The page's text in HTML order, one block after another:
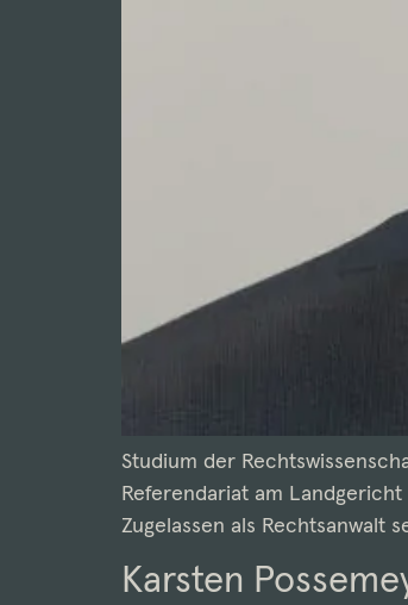
Studium der
Referendariat am
Zugelassen als Rechtsanwalt
Karsten